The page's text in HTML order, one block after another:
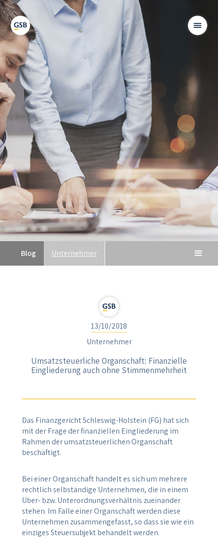
Blog Unternehmer
Umsatzsteuerliche Organschaft: Finanzielle
Eingliederung auch ohne Stimmenmehrheit
13/10/2018
Unternehmer
Das Finanzgericht Schleswig-Holstein (FG) hat sich
mit der Frage der finanziellen Eingliederung im
Rahmen der umsatzsteuerlichen Organschaft
beschäftigt.
Bei einer Organschaft handelt es sich um mehrere
rechtlich selbständige Unternehmen, die in einem
Über- bzw. Unterordnungsverhältnis zueinander
stehen. Im Falle einer Organschaft werden diese
Unternehmen zusammengefasst, so dass sie wie ein
einziges Steuersubjekt behandelt werden.